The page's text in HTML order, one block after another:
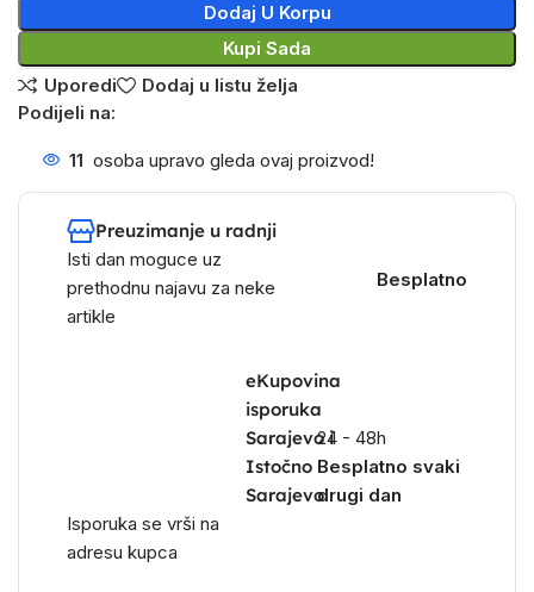
Dodaj U Korpu
Kupi Sada
Uporedi
Dodaj u listu želja
Podijeli na:
16 osoba upravo gleda ovaj proizvod!
Preuzimanje u radnji
Isti dan moguce uz
prethodnu najavu za neke
artikle
Besplatno
eKupovina
isporuka
Sarajevo i
Istočno
Sarajevo
Isporuka se vrši na
adresu kupca
24 - 48h
Besplatno svaki
drugi dan